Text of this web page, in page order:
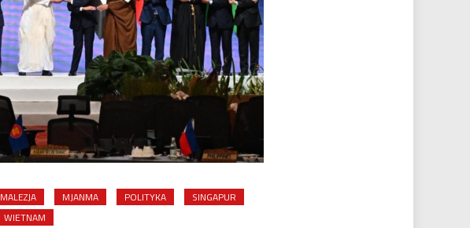
MALEZJA MJANMA POLITYKA
SINGAPUR
WIETNAM